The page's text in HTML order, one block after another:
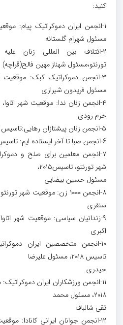
کنید:
مسئول شهرام گلستانه
۲-ائتلاف بین المللی زنان
تورنتو،مسئول شهناز مهین فالح(قراچه)
مسئول فریدون شیرازی
خرم رودی
۵-انجمن زنان پیشتازان رهایی:تاسیس ۲۰۱۴، مسئول ژینا شیرازی
۶-انجمن صبا تا آخر ایستاده ایم: تاسیس ۲۰۱۴، مسئول: هلنا
۷-انجمن معلمین برای صلح و
شهر تورنتو، تاسیس۲۰۱۵،
مسئول حسین بیضایی
سنقری
اکبری
۱۰-انجمن متخصصین ایران
تاسیس ۲۰۱۸، مسئول علیرضا
حیدری
۱۱-انجمن ورزشکاران ایران
۲۰۱۸، مسئول محمد
تقی شالباف